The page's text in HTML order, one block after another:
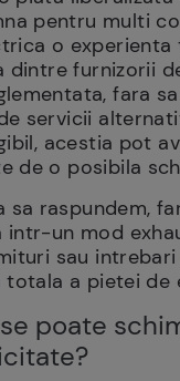
pentru multi
o experienta
dintre furnizorii
fara
servicii
acestia pot
de o posibila
sa raspundem,
un mod
sau
totala a pietei de
poate